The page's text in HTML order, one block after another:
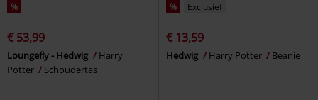
%
€ 53,99
Loungefly - Hedwig
Harry
Potter
Schoudertas
% Exclusief
€ 13,59
Hedwig Harry Potter Beanie